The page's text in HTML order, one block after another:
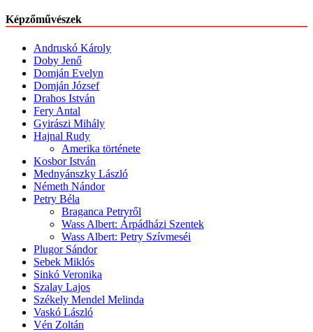
Képzőművészek
Andruskó Károly
Doby Jenő
Domján Evelyn
Domján József
Drahos István
Fery Antal
Gyirászi Mihály
Hajnal Rudy
Amerika története
Kosbor István
Mednyánszky László
Németh Nándor
Petry Béla
Braganca Petryről
Wass Albert: Árpádházi Szentek
Wass Albert: Petry Szívmeséi
Plugor Sándor
Sebek Miklós
Sinkó Veronika
Szalay Lajos
Székely Mendel Melinda
Vaskó László
Vén Zoltán